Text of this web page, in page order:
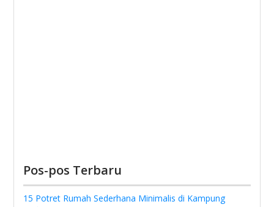
Pos-pos Terbaru
15 Potret Rumah Sederhana Minimalis di Kampung